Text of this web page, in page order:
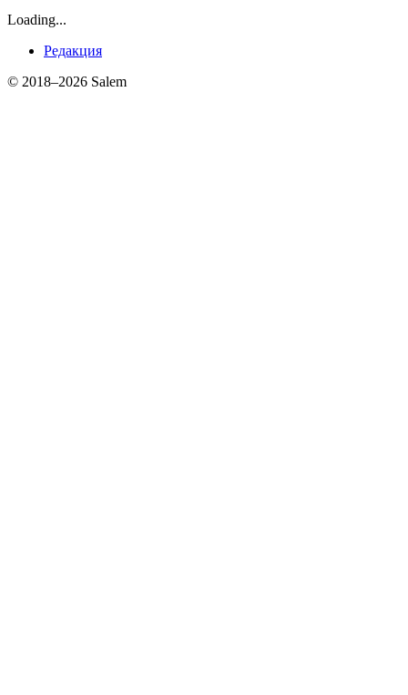
Loading...
Редакция
© 2018–2026 Salem